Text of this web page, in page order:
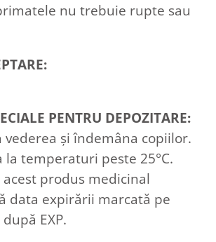
nu trebuie rupte sau
PENTRU DEPOZITARE:
vederea și îndemâna copiilor.
la temperaturi peste 25°C.
produs medicinal
data expirării marcată pe
EXP.